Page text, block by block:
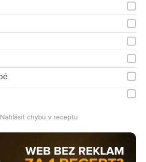
Nahlásit chybu v receptu